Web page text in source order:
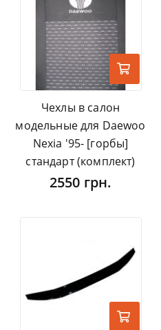
Чехлы в салон
модельные для Daewoo
Nexia '95- [горбы]
стандарт (комплект)
2550 грн.